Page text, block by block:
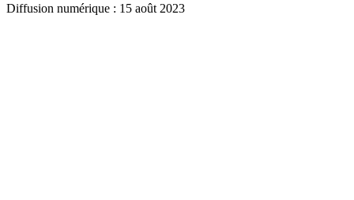
Diffusion numérique : 15 août 2023